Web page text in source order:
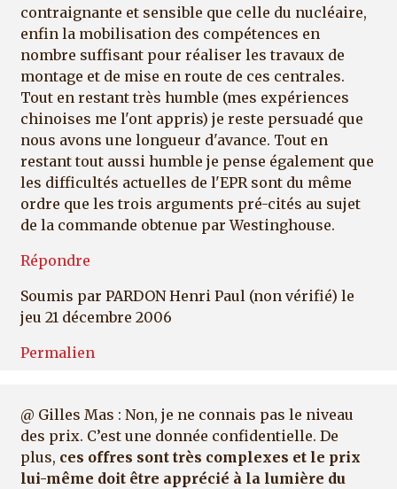
contraignante et sensible que celle du nucléaire,
enfin la mobilisation des compétences en
nombre suffisant pour réaliser les travaux de
montage et de mise en route de ces centrales.
Tout en restant très humble (mes expériences
chinoises me l'ont appris) je reste persuadé que
nous avons une longueur d'avance. Tout en
restant tout aussi humble je pense également que
les difficultés actuelles de l'EPR sont du même
ordre que les trois arguments pré-cités au sujet
de la commande obtenue par Westinghouse.
Répondre
Soumis par PARDON Henri Paul (non vérifié) le
jeu 21 décembre 2006
Permalien
@ Gilles Mas : Non, je ne connais pas le niveau
des prix. C’est une donnée confidentielle. De
plus, ces offres sont très complexes et le prix
lui-même doit être apprécié à la lumière du